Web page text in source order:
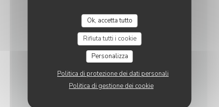
Ok, accetta tutto
Rifiuta tutti i cookie
Personalizza
Politica di protezione dei dati personali
Politica di gestione dei cookie
CUCINA
Terroir
Birreria